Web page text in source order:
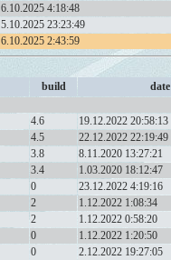
6.10.2025 4:18:48
5.10.2025 23:23:49
6.10.2025 2:43:59
build date
4.6 19.12.2022 20:58:13
4.5 22.12.2022 22:19:49
3.8 8.11.2020 13:27:21
3.4 1.03.2020 18:12:47
0 23.12.2022 4:19:16
2 1.12.2022 1:08:34
2 1.12.2022 0:58:20
0 1.12.2022 1:20:50
0 2.12.2022 19:27:05